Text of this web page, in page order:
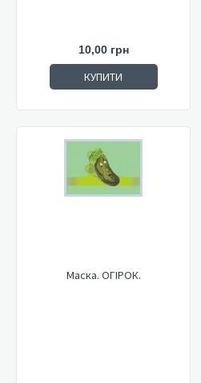
10,00 грн
КУПИТИ
Маска. ОГІРОК.